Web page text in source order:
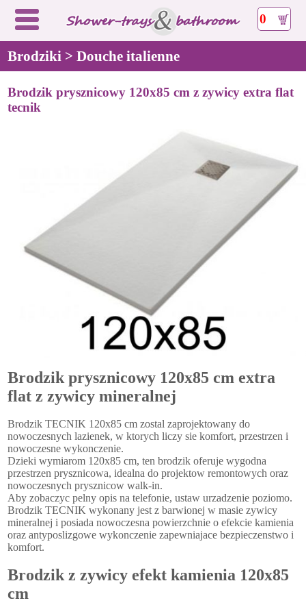
0
Brodziki > Douche italienne
Brodzik prysznicowy 120x85 cm z zywicy extra flat
tecnik
Brodzik prysznicowy 120x85 cm extra
flat z zywicy mineralnej
Brodzik TECNIK 120x85 cm zostal zaprojektowany do
nowoczesnych lazienek, w ktorych liczy sie komfort, przestrzen i
nowoczesne wykonczenie.
Dzieki wymiarom 120x85 cm, ten brodzik oferuje wygodna
przestrzen prysznicowa, idealna do projektow remontowych oraz
nowoczesnych prysznicow walk-in.
Aby zobaczyc pelny opis na telefonie, ustaw urzadzenie poziomo.
Brodzik TECNIK wykonany jest z barwionej w masie zywicy
mineralnej i posiada nowoczesna powierzchnie o efekcie kamienia
oraz antyposlizgowe wykonczenie zapewniajace bezpieczenstwo i
komfort.
Brodzik z zywicy efekt kamienia 120x85
cm